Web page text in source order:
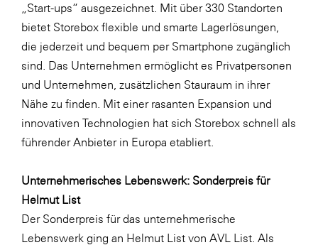
„Start-ups“ ausgezeichnet. Mit über 330 Standorten
bietet Storebox flexible und smarte Lagerlösungen,
die jederzeit und bequem per Smartphone zugänglich
sind. Das Unternehmen ermöglicht es Privatpersonen
und Unternehmen, zusätzlichen Stauraum in ihrer
Nähe zu finden. Mit einer rasanten Expansion und
innovativen Technologien hat sich Storebox schnell als
führender Anbieter in Europa etabliert.
Unternehmerisches Lebenswerk: Sonderpreis für
Helmut List
Der Sonderpreis für das unternehmerische
Lebenswerk ging an Helmut List von AVL List. Als